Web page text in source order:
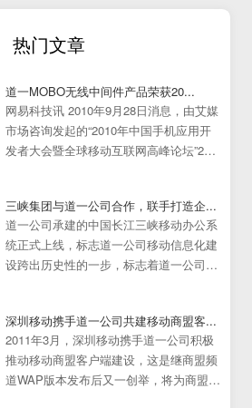
热门文章
道一MOBO无线中间件产品荣获20...
网易科技讯 2010年9月28日消息，由艾媒
市场咨询发起的“2010年中国手机应用开
发者大会暨全球移动互联网高峰论坛”25
三峡集团与道一公司合作，联手打造企...
道一公司承建的中国长江三峡移动办公系
统正式上线，标志道一公司移动信息化建
设跨出历史性的一步，标志着道一公司移
深圳移动携手道一公司共建移动商盟客...
2011年3月，深圳移动携手道一公司积极
推动移动商盟客户端建设，这是继商盟频
道WAP版本发布后又一创举，将为商盟频